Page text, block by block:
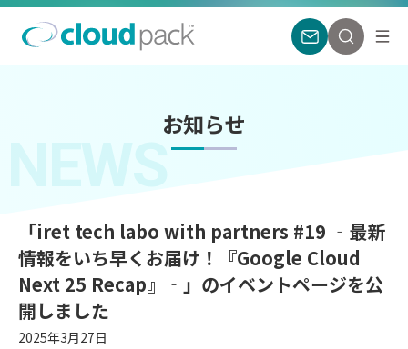
お知らせ
NEWS
「iret tech labo with partners #19 ‐最新
情報をいち早くお届け！『Google Cloud
Next 25 Recap』‐」のイベントページを公
開しました
2025年3月27日